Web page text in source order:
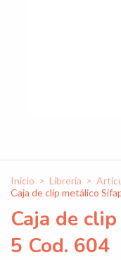
Inicio > Librería >
Caja de clip metálico
Caja de
5 Cod. 604